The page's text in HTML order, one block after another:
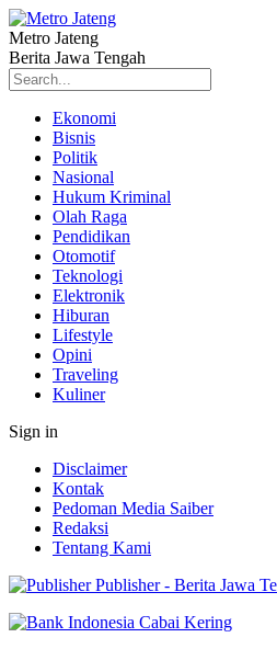
Metro Jateng
Berita Jawa Tengah
Ekonomi
Bisnis
Politik
Nasional
Hukum Kriminal
Olah Raga
Pendidikan
Otomotif
Teknologi
Elektronik
Hiburan
Lifestyle
Opini
Traveling
Kuliner
Sign in
Disclaimer
Kontak
Pedoman Media Saiber
Redaksi
Tentang Kami
Publisher - Berita Jawa